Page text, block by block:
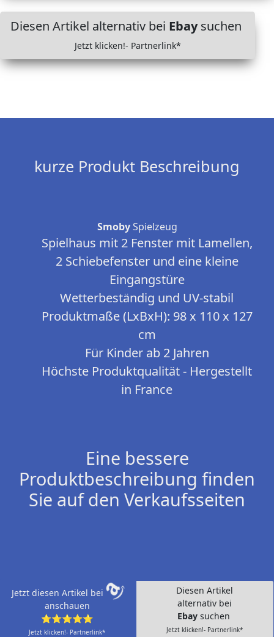
Diesen Artikel alternativ bei Ebaysuchen
Jetzt klicken!- Partnerlink*
kurze Produkt Beschreibung
SmobySpielzeug
Spielhaus mit 2 Fenster mit Lamellen,
2 Schiebefenster und eine kleine
Eingangstüre
Wetterbeständig und UV-stabil
Produktmaße (LxBxH): 98 x 110 x 127
cm
Für Kinder ab 2 Jahren
Höchste Produktqualität - Hergestellt
in France
Eine bessere
Produktbeschreibung finden
Sie auf den Verkaufsseiten
Jetzt diesen Artikel bei
anschauen
⭐⭐⭐⭐⭐
Jetzt klicken!- Partnerlink*
Diesen Artikel
alternativ bei
Ebay suchen
Jetzt klicken!- Partnerlink*